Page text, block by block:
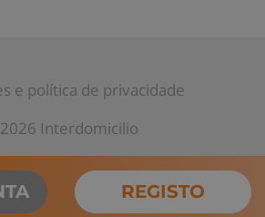
e política de privacidade
Interdomicilio
REGISTO